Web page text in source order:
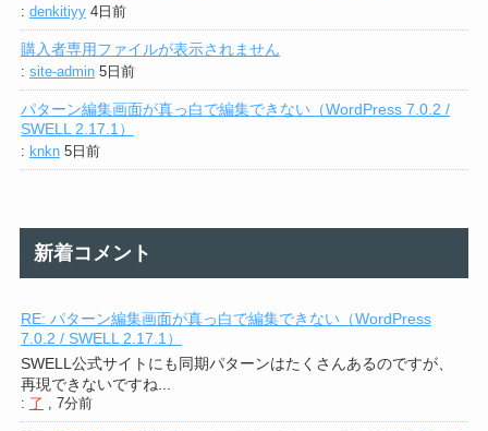
: denkitiyy 4日前
購入者専用ファイルが表示されません
: site-admin 5日前
パターン編集画面が真っ白で編集できない（WordPress 7.0.2 /
SWELL 2.17.1）
: knkn 5日前
新着コメント
RE: パターン編集画面が真っ白で編集できない（WordPress
7.0.2 / SWELL 2.17.1）
SWELL公式サイトにも同期パターンはたくさんあるのですが、
再現できないですね...
: 了 , 7分前